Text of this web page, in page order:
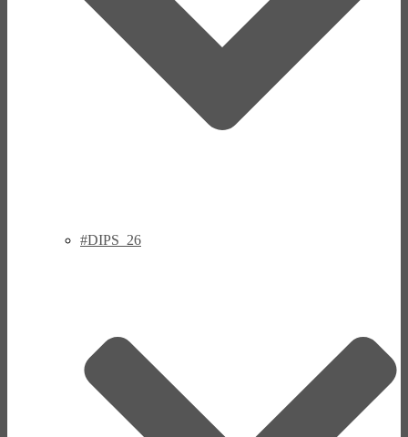
#DIPS_26